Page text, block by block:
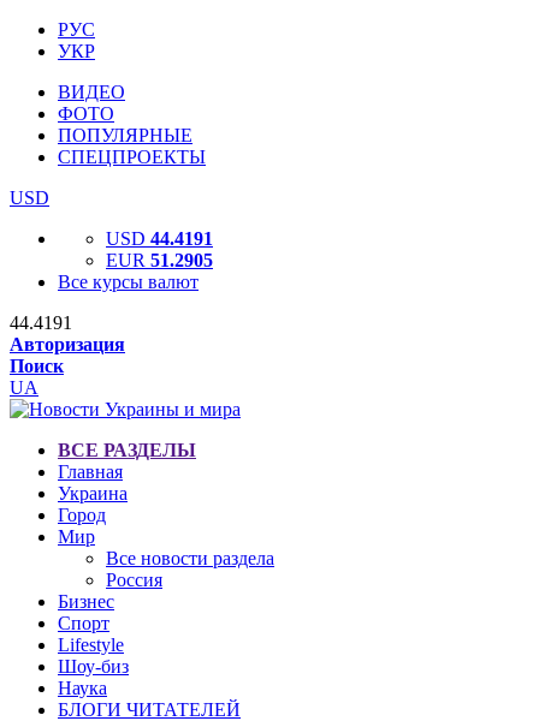
РУС
УКР
ВИДЕО
ФОТО
ПОПУЛЯРНЫЕ
СПЕЦПРОЕКТЫ
USD
USD 44.4191
EUR 51.2905
Все курсы валют
44.4191
Авторизация
Поиск
UA
ВСЕ РАЗДЕЛЫ
Главная
Украина
Город
Мир
Все новости раздела
Россия
Бизнес
Спорт
Lifestyle
Шоу-биз
Наука
БЛОГИ ЧИТАТЕЛЕЙ